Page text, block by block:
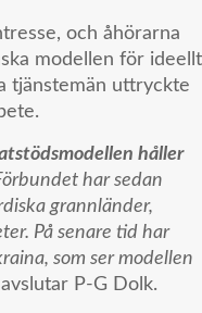
och åhörarna
modellen för ideellt
tjänstemän uttryckte
håller
har sedan
grannländer,
På senare tid har
som ser modellen
avslutar P-G Dolk.